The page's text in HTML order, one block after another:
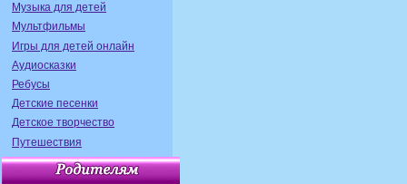
Музыка для детей
Мультфильмы
Игры для детей онлайн
Аудиосказки
Ребусы
Детские песенки
Детское творчество
Путешествия